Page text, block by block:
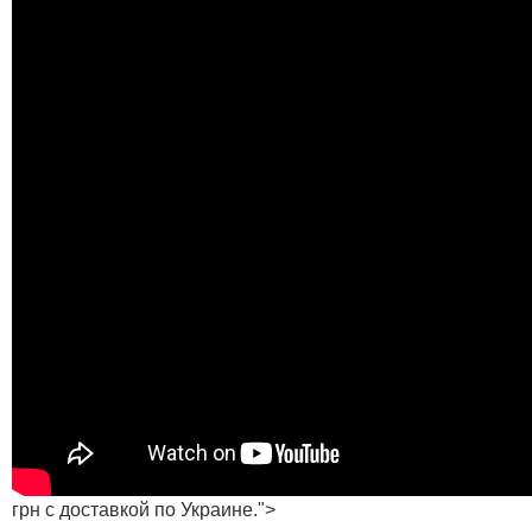
грн с доставкой по Украине.">